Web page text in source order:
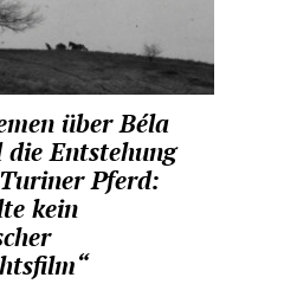
über Béla
Entstehung
Pferd:
kein